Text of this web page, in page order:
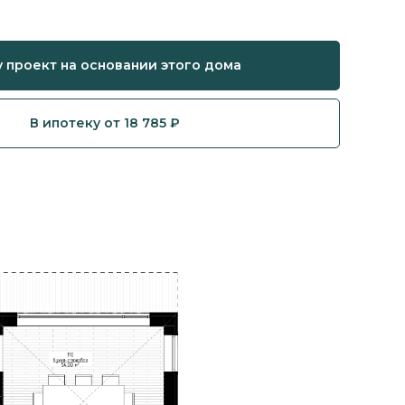
проект на основании этого дома
В ипотеку от 18 785 ₽